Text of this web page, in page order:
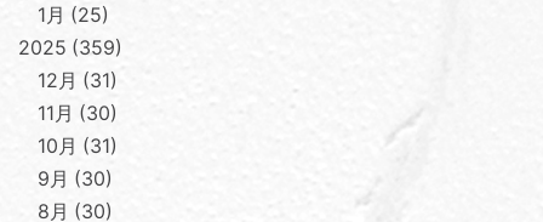
1月
25
2025 359
12月
31
11月
30
10月
31
9月
30
8月
30